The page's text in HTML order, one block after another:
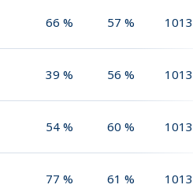
66 % 57 % 1013
39 % 56 % 1013
54 % 60 % 1013
77 % 61 % 1013